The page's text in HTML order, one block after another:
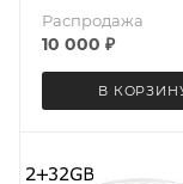
Распродажа
10 000 ₽
В